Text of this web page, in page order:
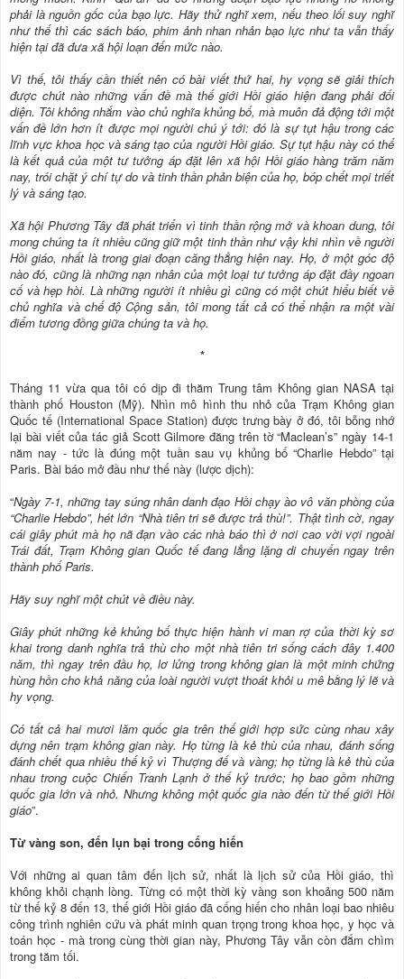
phải là nguồn gốc của bạo lực. Hãy thử nghĩ xem, nếu theo lối suy nghĩ
như thế thì các sách báo, phim ảnh nhan nhản bạo lực như ta vẫn thấy
hiện tại đã đưa xã hội loạn đến mức nào.
Vì thế, tôi thấy cần thiết nên có bài viết thứ hai, hy vọng sẽ giải thích
được chút nào những vấn đề mà thế giới Hồi giáo hiện đang phải đối
diện. Tôi không nhắm vào chủ nghĩa khủng bố, mà muôn đả động tới một
vấn đề lớn hơn ít được mọi người chú ý tới: đó là sự tụt hậu trong các
lĩnh vực khoa học và sáng tạo của người Hồi giáo. Sự tụt hậu này có thể
là kết quả của một tư tưởng áp đặt lên xã hội Hồi giáo hàng trăm năm
nay, trói chặt ý chí tự do và tinh thần phản biện của họ, bóp chết mọi triết
lý và sáng tạo.
Xã hội Phương Tây đã phát triển vì tinh thần rộng mở và khoan dung, tôi
mong chúng ta ít nhiều cũng giữ một tinh thần như vậy khi nhìn về người
Hồi giáo, nhất là trong giai đoạn căng thẳng hiện nay. Họ, ở một góc độ
nào đó, cũng là những nạn nhân của một loại tư tưởng áp đặt đầy ngoan
cố và hẹp hòi. Là những người ít nhiều gì cũng có một chút hiểu biết về
chủ nghĩa và chế độ Cộng sản, tôi mong tất cả có thể nhận ra một vài
điểm tương đồng giữa chúng ta và họ.
*
Tháng 11 vừa qua tôi có dịp đi thăm Trung tâm Không gian NASA tại
thành phố Houston (Mỹ). Nhìn mô hình thu nhỏ của Trạm Không gian
Quốc tế (International Space Station) được trưng bày ở đó, tôi bỗng nhớ
lại bài viết của tác giả Scott Gilmore đăng trên tờ “Maclean’s” ngày 14-1
năm nay - tức là đúng một tuần sau vụ khủng bố “Charlie Hebdo” tại
Paris. Bài báo mở đầu như thế này (lược dịch):
“Ngày 7-1, những tay súng nhân danh đạo Hồi chạy ào vô văn phòng của
“Charlie Hebdo”, hét lớn “Nhà tiên tri sẽ được trả thù!”. Thật tình cờ, ngay
cái giây phút mà họ nã đạn vào các nhà báo thì ở nơi cao vời vợi ngoài
Trái đất, Trạm Không gian Quốc tế đang lẳng lặng di chuyển ngay trên
thành phố Paris.
Hãy suy nghĩ một chút về điều này.
Giây phút những kẻ khủng bố thực hiện hành vi man rợ của thời kỳ sơ
khai trong danh nghĩa trả thù cho một nhà tiên tri sống cách đây 1.400
năm, thì ngay trên đầu họ, lơ lửng trong không gian là một minh chứng
hùng hồn cho khả năng của loài người vượt thoát khỏi u mê bằng lý lẽ và
hy vọng.
Có tất cả hai mươi lăm quốc gia trên thế giới hợp sức cùng nhau xây
dựng nên trạm không gian này. Họ từng là kẻ thù của nhau, đánh sống
đánh chết qua nhiều thế kỷ vì Thượng đế và vàng; họ từng là kẻ thù của
nhau trong cuộc Chiến Tranh Lạnh ở thế kỷ trước; họ bao gồm những
quốc gia lớn và nhỏ. Nhưng không một quốc gia nào đến từ thế giới Hồi
giáo”.
Từ vàng son, đến lụn bại trong cống hiến
Với những ai quan tâm đến lịch sử, nhất là lịch sử của Hồi giáo, thì
không khỏi chạnh lòng. Từng có một thời kỳ vàng son khoảng 500 năm
từ thế kỷ 8 đến 13, thế giới Hồi giáo đã cống hiến cho nhân loại bao nhiêu
công trình nghiên cứu và phát minh quan trọng trong khoa học, y học và
toán học - mà trong cùng thời gian này, Phương Tây vẫn còn đắm chìm
trong tăm tối.